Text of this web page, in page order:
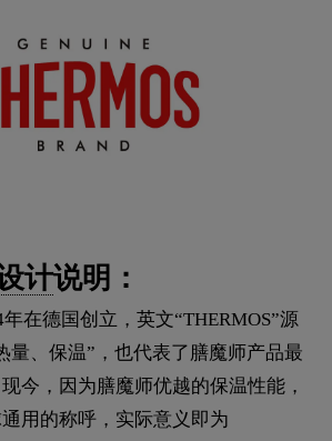
计说明：
在德国创立，英文“THERMOS”源
量、保温”，也代表了膳魔师产品最
今，因为膳魔师优越的保温性能，
用的称呼，实际意义即为